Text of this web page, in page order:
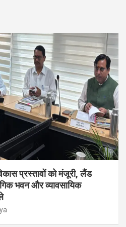
प्रस्तावों को मंजूरी, लैंड
भवन और व्यावसायिक